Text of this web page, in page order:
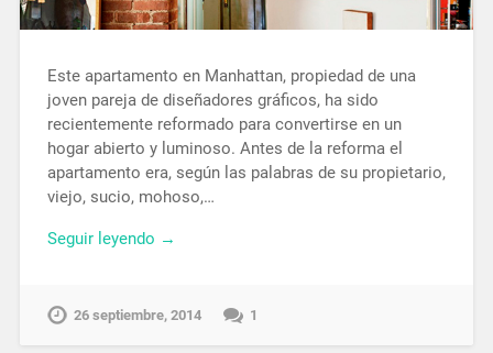
Este apartamento en Manhattan, propiedad de una
joven pareja de diseñadores gráficos, ha sido
recientemente reformado para convertirse en un
hogar abierto y luminoso. Antes de la reforma el
apartamento era, según las palabras de su propietario,
viejo, sucio, mohoso,…
Seguir leyendo →
26 septiembre, 2014 1